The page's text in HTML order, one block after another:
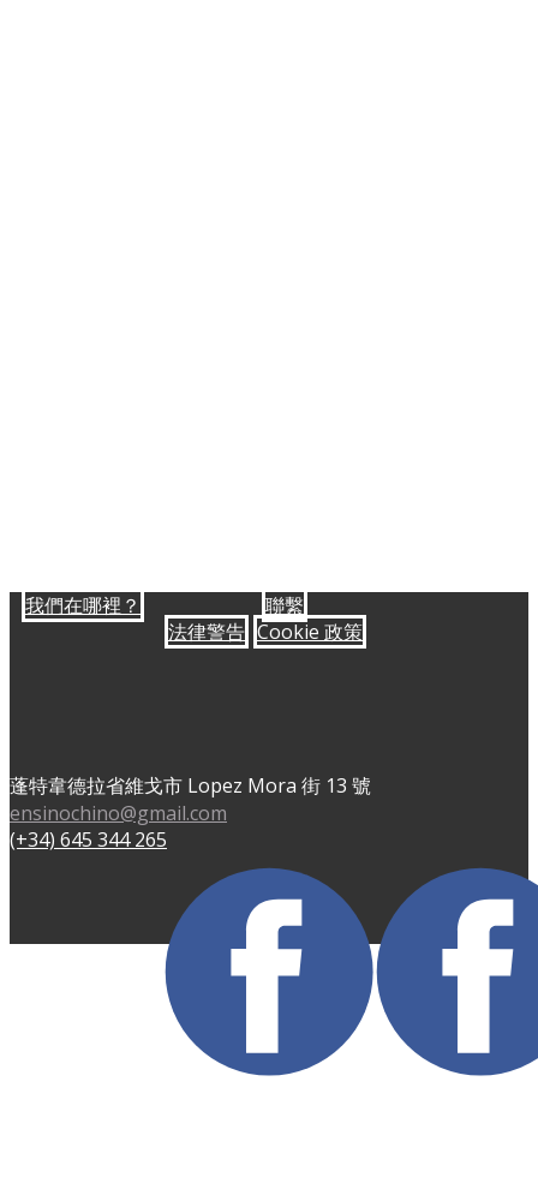
我們在哪裡？
聯繫
法律警告 Cookie 政策
蓬特韋德拉省維戈市 Lopez Mora 街 13 號
ensinochino@gmail.com
(+34) 645 344 265